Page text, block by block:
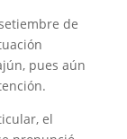
de
pues aún
el